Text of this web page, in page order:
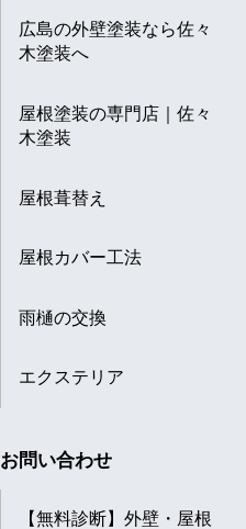
広島の外壁塗装なら佐々
木塗装へ
屋根塗装の専門店｜佐々
木塗装
屋根葺替え
屋根カバー工法
雨樋の交換
エクステリア
お問い合わせ
【無料診断】外壁・屋根